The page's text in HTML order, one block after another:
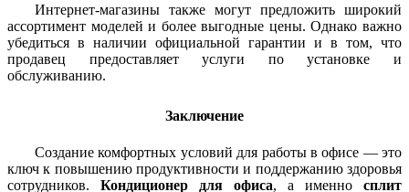
Интернет-магазины также могут предложить широкий
ассортимент моделей и более выгодные цены. Однако важно
убедиться в наличии официальной гарантии и в том, что
продавец предоставляет услуги по установке и
обслуживанию.
Заключение
Создание комфортных условий для работы в офисе — это
ключ к повышению продуктивности и поддержанию здоровья
сотрудников. Кондиционер для офиса, а именно сплит